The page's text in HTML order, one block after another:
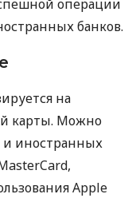
операции
банков.
на
карты. Можно
и иностранных
Apple